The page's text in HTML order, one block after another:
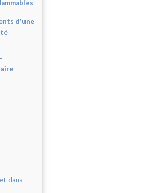
d'une
dans-